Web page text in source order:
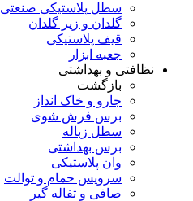
سطل پلاستیکی صنعتی
گلدان و زیر گلدان
قیف پلاستیکی
جعبه ابزار
نظافتی و بهداشتی
بازگشت
جارو و خاک انداز
برس فرش شوی
سطل زباله
برس بهداشتی
وان پلاستیکی
سرویس حمام و توالت
صافی و تفاله گیر